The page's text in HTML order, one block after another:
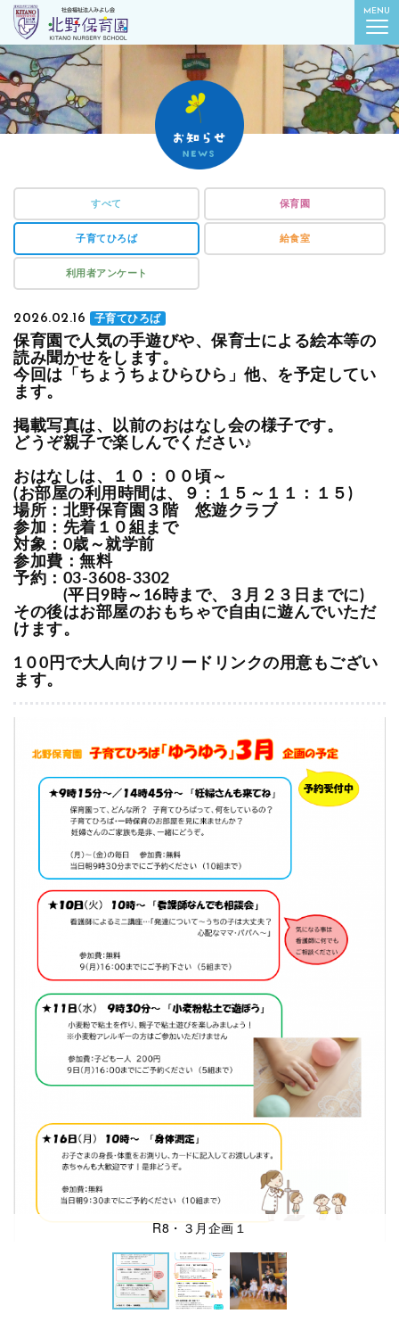
MENU
社会福祉法人みよし会
すべて 保育園
子育てひろば 給食室
利用者アンケート
2026.02.16 子育てひろば
保育園で人気の手遊びや、保育士による絵本等の
読み聞かせをします。
今回は「ちょうちょひらひら」他、を予定してい
ます。
掲載写真は、以前のおはなし会の様子です。
どうぞ親子で楽しんでください♪
おはなしは、１０：００頃～
(お部屋の利用時間は、９：１５～１１：１５)
場所：北野保育園３階 悠遊クラブ
参加：先着１０組まで
対象：0歳～就学前
参加費：無料
予約：03-3608-3302
(平日9時～16時まで、３月２３日までに)
その後はお部屋のおもちゃで自由に遊んでいただ
けます。
1０0円で大人向けフリードリンクの用意もござい
ます。
R8・３月企画１